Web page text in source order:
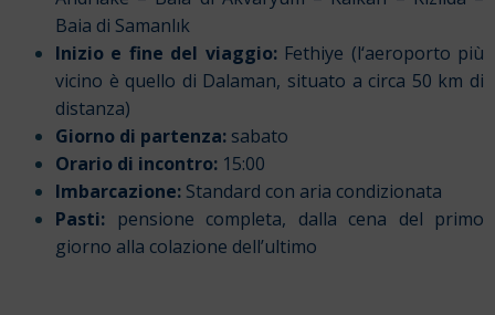
Baia di Samanlık
Inizio e fine del viaggio: Fethiye (l‘aeroporto più
vicino è quello di Dalaman, situato a circa 50 km di
distanza)
Giorno di partenza: sabato
Orario di incontro: 15:00
Imbarcazione: Standard con aria condizionata
Pasti: pensione completa, dalla cena del primo
giorno alla colazione dell’ultimo